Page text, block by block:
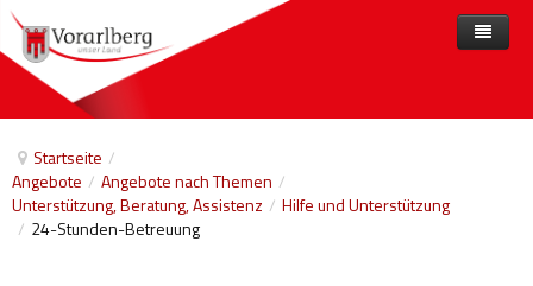
Startseite /
Angebote / Angebote nach Themen /
Unterstützung, Beratung, Assistenz / Hilfe und Unterstützung
/ 24-Stunden-Betreuung
Home
Angebote nach Themen
Arbeit und Beschäftigung
Angebote A-Z
Anbieter
Aktuelles